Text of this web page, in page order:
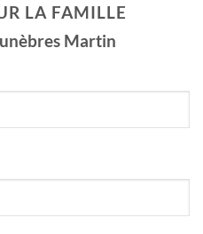
LA FAMILLE
Martin